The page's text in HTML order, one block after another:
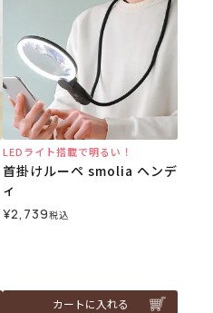
LEDライト搭載で明るい！
首掛けルーペ smolia ヘンデ
ィ
¥2,739税込
カートに入れる